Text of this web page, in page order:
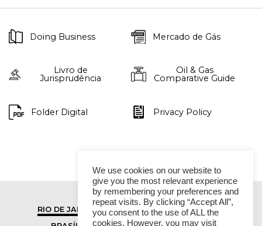
Doing Business Mercado de Gás
Livro de
Jurisprudência
Oil & Gas
Comparative Guide
Folder Digital Privacy Policy
RIO DE JANEIRO
SÃO PAULO
We use cookies on our website to
give you the most relevant experience
by remembering your preferences and
repeat visits. By clicking “Accept All”,
you consent to the use of ALL the
cookies. However, you may visit